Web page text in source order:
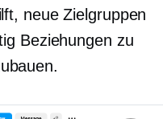
neue Zielgruppen
Beziehungen zu